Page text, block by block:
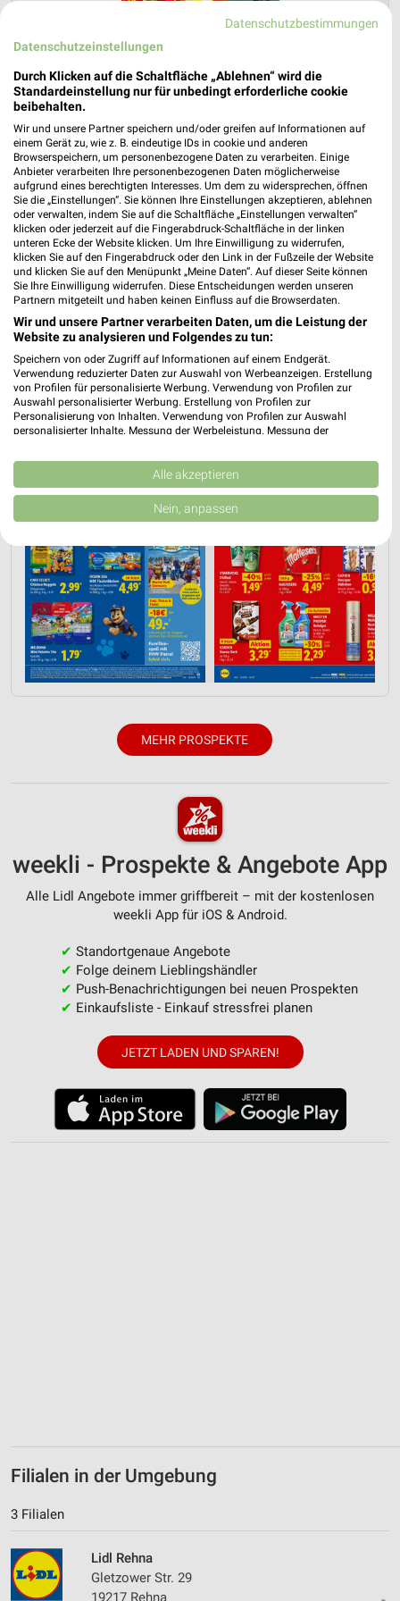
Lidl Prospekt für Gadebusch ab Mo. den
03.08.
Gültig von 03. Aug. bis 08. Aug.
📅 Kalendereintrag erstellen
PROSPEKT BLÄTTERN
CLEVER SPAREN HANDY & SMARTPHONE FLEISCH & WURST
MEHR PROSPEKTE
weekli - Prospekte & Angebote App
Alle Lidl Angebote immer griffbereit – mit der kostenlosen
weekli App für iOS & Android.
✔ Standortgenaue Angebote
✔ Folge deinem Lieblingshändler
✔ Push-Benachrichtigungen bei neuen Prospekten
✔ Einkaufsliste - Einkauf stressfrei planen
JETZT LADEN UND SPAREN!
Filialen in der Umgebung
3 Filialen
Lidl Rehna
Gletzower Str. 29
19217 Rehna
Datenschutzbestimmungen
Datenschutzeinstellungen
Durch Klicken auf die Schaltfläche „Ablehnen“ wird die
Standardeinstellung nur für unbedingt erforderliche cookie
beibehalten.
Wir und unsere Partner speichern und/oder greifen auf Informationen auf
einem Gerät zu, wie z. B. eindeutige IDs in cookie und anderen
Browserspeichern, um personenbezogene Daten zu verarbeiten. Einige
Anbieter verarbeiten Ihre personenbezogenen Daten möglicherweise
aufgrund eines berechtigten Interesses. Um dem zu widersprechen, öffnen
Sie die „Einstellungen“. Sie können Ihre Einstellungen akzeptieren, ablehnen
oder verwalten, indem Sie auf die Schaltfläche „Einstellungen verwalten“
klicken oder jederzeit auf die Fingerabdruck-Schaltfläche in der linken
unteren Ecke der Website klicken. Um Ihre Einwilligung zu widerrufen,
klicken Sie auf den Fingerabdruck oder den Link in der Fußzeile der Website
und klicken Sie auf den Menüpunkt „Meine Daten“. Auf dieser Seite können
Sie Ihre Einwilligung widerrufen. Diese Entscheidungen werden unseren
Partnern mitgeteilt und haben keinen Einfluss auf die Browserdaten.
Wir und unsere Partner verarbeiten Daten, um die Leistung der
Website zu analysieren und Folgendes zu tun:
Speichern von oder Zugriff auf Informationen auf einem Endgerät.
Verwendung reduzierter Daten zur Auswahl von Werbeanzeigen. Erstellung
von Profilen für personalisierte Werbung. Verwendung von Profilen zur
Auswahl personalisierter Werbung. Erstellung von Profilen zur
Personalisierung von Inhalten. Verwendung von Profilen zur Auswahl
personalisierter Inhalte. Messung der Werbeleistung. Messung der
Kombinationen von Daten aus verschiedenen Quellen. Entwicklung und
Verbesserung der Angebote. Verwendung reduzierter Daten zur Auswahl
von Inhalten.
Daten können außerhalb der Europäischen Union weitergegeben und in die
Website/App.
Partnerliste anzeigen (1 IAB-Anbieter)
Wir nutzen Ihre Daten für folgende Zwecke:
IAB-Verarbeitungszwecke:
Speichern von oder Zugriff auf Informationen
auf einem Endgerät
Erstellung von Profilen für personalisierte
Verwendung von Profilen zur Auswahl
Erstellung von Profilen zur Personalisierung
von Inhalten
Verwendung von Profilen zur Auswahl
personalisierter Inhalte
Messung der Werbeleistung
Messung der Performance von Inhalten
Kombinationen von Daten aus verschiedenen
Entwicklung und Verbesserung der Angebote
Verwendung reduzierter Daten zur Auswahl von
Alle akzeptieren
Nein, anpassen